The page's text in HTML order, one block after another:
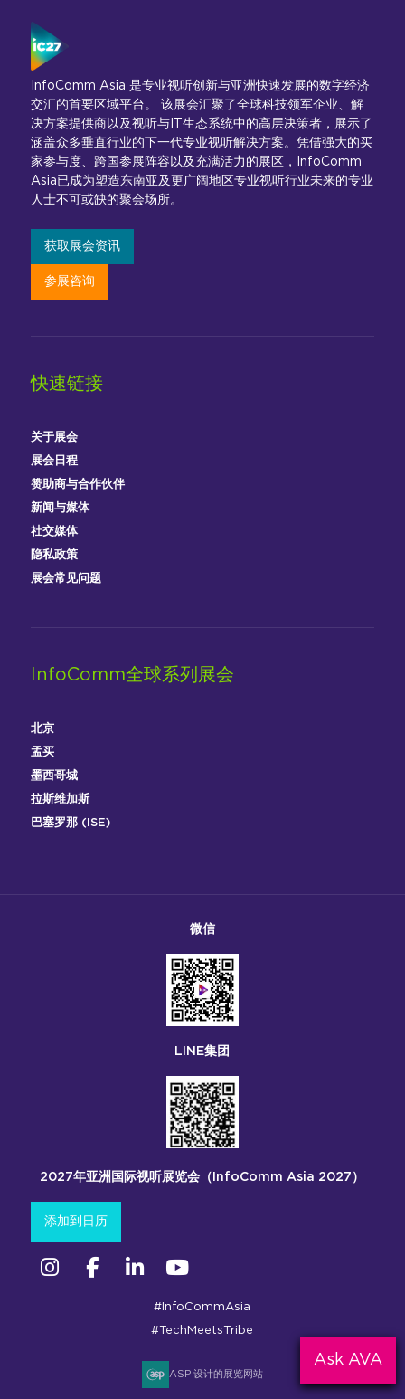
InfoComm Asia 是专业视听创新与亚洲快速发展的数字经济
交汇的首要区域平台。 该展会汇聚了全球科技领军企业、解
决方案提供商以及视听与IT生态系统中的高层决策者，展示了
涵盖众多垂直行业的下一代专业视听解决方案。凭借强大的买
家参与度、跨国参展阵容以及充满活力的展区，InfoComm
Asia已成为塑造东南亚及更广阔地区专业视听行业未来的专业
人士不可或缺的聚会场所。
获取展会资讯
参展咨询
快速链接
关于展会
展会日程
赞助商与合作伙伴
新闻与媒体
社交媒体
隐私政策
展会常见问题
InfoComm全球系列展会
北京
孟买
墨西哥城
拉斯维加斯
巴塞罗那 (ISE)
微信
LINE集团
2027年亚洲国际视听展览会（InfoComm Asia 2027）
添加到日历
InstagramFacebook领英
#InfoCommAsia
#TechMeetsTribe
ASP 设计的展览网站
Ask AVA